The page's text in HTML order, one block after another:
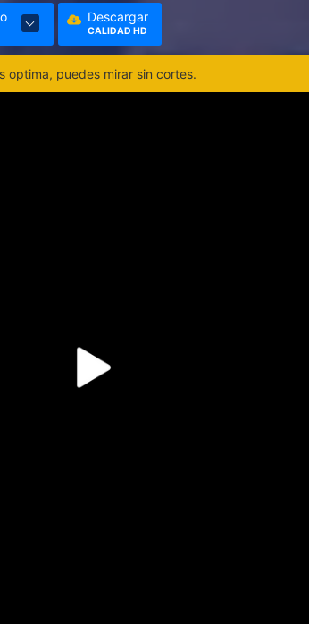
Descargar
CALIDAD HD
optima, puedes mirar sin cortes.